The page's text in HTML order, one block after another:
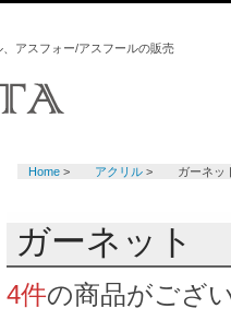
アスフォー/アスフールの販売
Home > アクリル > ガーネッ
ガーネット
4件の商品がござ